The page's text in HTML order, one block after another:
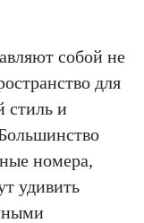
собой не
для
стиль и
номера,
удивить